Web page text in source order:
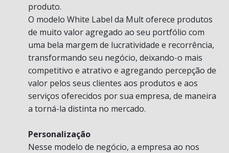
produto.
O modelo White Label da Mult oferece produtos
de muito valor agregado ao seu portfólio com
uma bela margem de lucratividade e recorrência,
transformando seu negócio, deixando-o mais
competitivo e atrativo e agregando percepção de
valor pelos seus clientes aos produtos e aos
serviços oferecidos por sua empresa, de maneira
a torná-la distinta no mercado.
Personalização
Nesse modelo de negócio, a empresa ao nos